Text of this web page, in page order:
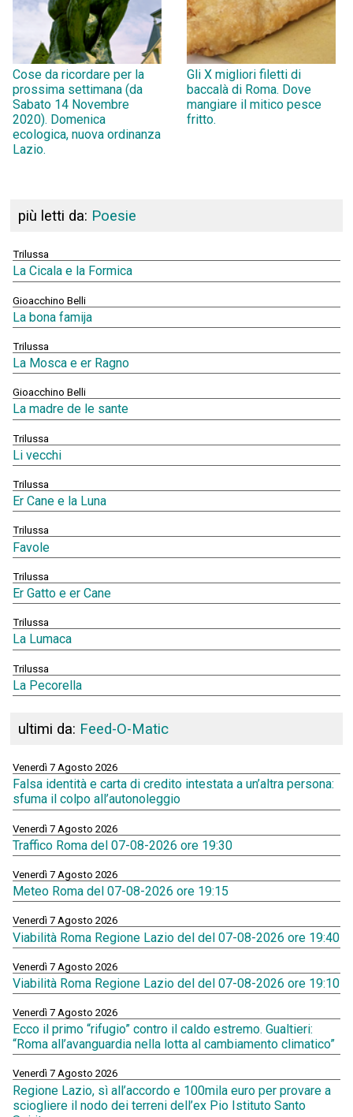
Cose da ricordare per la
prossima settimana (da
Sabato 14 Novembre
2020). Domenica
ecologica, nuova ordinanza
Lazio.
Gli X migliori filetti di
baccalà di Roma. Dove
mangiare il mitico pesce
fritto.
più letti da: Poesie
Trilussa
La Cicala e la Formica
Gioacchino Belli
La bona famija
Trilussa
La Mosca e er Ragno
Gioacchino Belli
La madre de le sante
Trilussa
Li vecchi
Trilussa
Er Cane e la Luna
Trilussa
Favole
Trilussa
Er Gatto e er Cane
Trilussa
La Lumaca
Trilussa
La Pecorella
ultimi da: Feed-O-Matic
Venerdì 7 Agosto 2026
Falsa identità e carta di credito intestata a un’altra persona:
sfuma il colpo all’autonoleggio
Venerdì 7 Agosto 2026
Traffico Roma del 07-08-2026 ore 19:30
Venerdì 7 Agosto 2026
Meteo Roma del 07-08-2026 ore 19:15
Venerdì 7 Agosto 2026
Viabilità Roma Regione Lazio del del 07-08-2026 ore 19:40
Venerdì 7 Agosto 2026
Viabilità Roma Regione Lazio del del 07-08-2026 ore 19:10
Venerdì 7 Agosto 2026
Ecco il primo “rifugio” contro il caldo estremo. Gualtieri:
“Roma all’avanguardia nella lotta al cambiamento climatico”
Venerdì 7 Agosto 2026
Regione Lazio, sì all’accordo e 100mila euro per provare a
sciogliere il nodo dei terreni dell’ex Pio Istituto Santo